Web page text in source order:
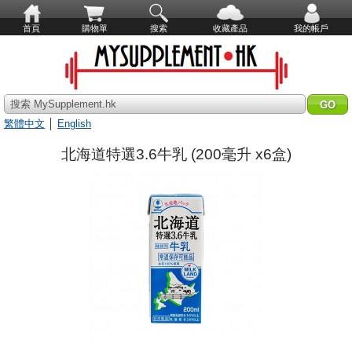
首頁 購物單 搜索 收藏產品 我的帳戶
搜索 MySupplement.hk
繁體中文
English
北海道特選3.6牛乳 (200毫升 x6盒)